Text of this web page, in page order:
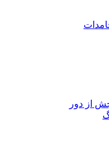
از دور